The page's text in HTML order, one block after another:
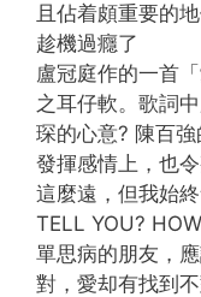
且佔着頗重要的
趁機過癮了
盧冠庭作的一首
之耳仔軟。歌詞
琛的心意? 陳百
發揮感情上，也
這麼遠，但我始
TELL YOU?
單思病的朋友，
對，愛却有找到